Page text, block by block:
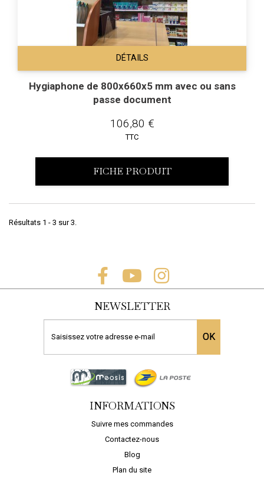
DÉTAILS
Hygiaphone de 800x660x5 mm avec ou sans
passe document
106,80 €
TTC
FICHE PRODUIT
Résultats 1 - 3 sur 3.
NEWSLETTER
OK
INFORMATIONS
Suivre mes commandes
Contactez-nous
Blog
Plan du site